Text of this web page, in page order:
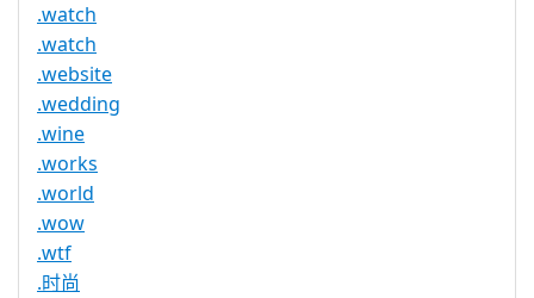
.watch
.watch
.website
.wedding
.wine
.works
.world
.wow
.wtf
.时尚